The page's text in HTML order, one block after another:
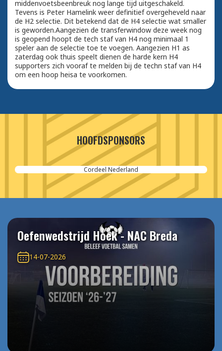
middenvoetsbeenbreuk nog lange tijd uitgeschakeld.
Tevens is Peter Hamelink weer definitief overgeheveld naar
de H2 selectie. Dit betekend dat de H4 selectie wat smaller
is geworden.Aangezien de transferwindow deze week nog
is geopend hoopt de tech staf van H4 nog minimaal 1
speler aan de selectie toe te voegen. Aangezien H1 as
zaterdag ook thuis speelt dienen de harde kern H4
supporters zich vooraf te melden bij de techn staf van H4
om een hoop heisa te voorkomen.
HOOFDSPONSORS
Cordeel Nederland
Oefenwedstrijd Hoek - NAC Breda
14-07-2026